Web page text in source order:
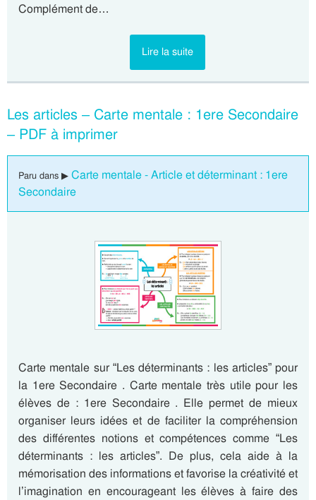
Complément de…
Lire la suite
Les articles – Carte mentale : 1ere Secondaire
– PDF à imprimer
Paru dans ▶ Carte mentale - Article et déterminant : 1ere
Secondaire
Carte mentale sur “Les déterminants : les articles” pour
la 1ere Secondaire . Carte mentale très utile pour les
élèves de : 1ere Secondaire . Elle permet de mieux
organiser leurs idées et de faciliter la compréhension
des différentes notions et compétences comme “Les
déterminants : les articles”. De plus, cela aide à la
mémorisation des informations et favorise la créativité et
l’imagination en encourageant les élèves à faire des